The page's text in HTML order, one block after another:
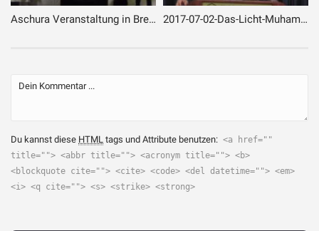
Aschura Veranstaltung in Bremen – 18.09.2018 – 08. Tag 2017-07-02-Das-Licht-Muhammads-im-Herzen
Du kannst diese HTML tags und Attribute benutzen: <a href=""
title=""> <abbr title=""> <acronym title=""> <b>
<blockquote cite=""> <cite> <code> <del datetime=""> <em>
<i> <q cite=""> <s> <strike> <strong>